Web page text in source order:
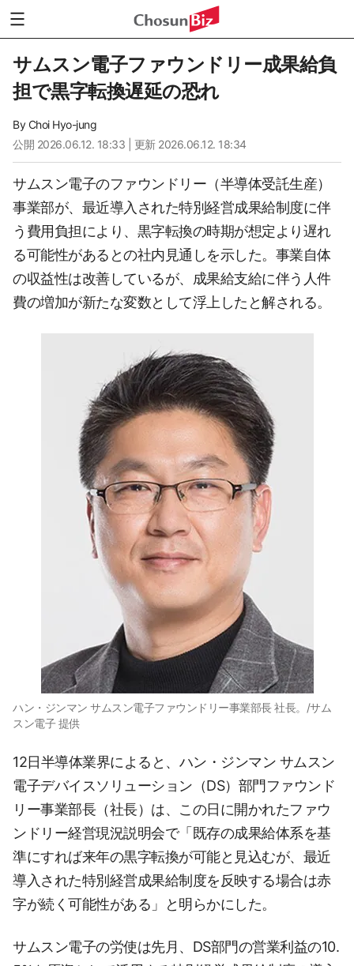
サムスン電子ファウンドリー成果給負
担で黒字転換遅延の恐れ
ByChoi Hyo-jung
公開 2026.06.12. 18:33 | 更新 2026.06.12. 18:34
サムスン電子のファウンドリー（半導体受託生産）
事業部が、最近導入された特別経営成果給制度に伴
う費用負担により、黒字転換の時期が想定より遅れ
る可能性があるとの社内見通しを示した。事業自体
の収益性は改善しているが、成果給支給に伴う人件
費の増加が新たな変数として浮上したと解される。
ハン・ジンマン サムスン電子ファウンドリー事業部長 社長。/サム
スン電子 提供
12日半導体業界によると、ハン・ジンマン サムスン
電子デバイスソリューション（DS）部門ファウンド
リー事業部長（社長）は、この日に開かれたファウ
ンドリー経営現況説明会で「既存の成果給体系を基
準にすれば来年の黒字転換が可能と見込むが、最近
導入された特別経営成果給制度を反映する場合は赤
字が続く可能性がある」と明らかにした。
サムスン電子の労使は先月、DS部門の営業利益の10.